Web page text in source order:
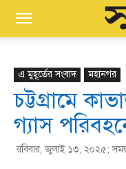
এ মুহূর্তের সংবাদ মহানগর
চট্টগ্রামে
গ্যাস
রবিবার, জুলাই ১৩, ২০২৫;